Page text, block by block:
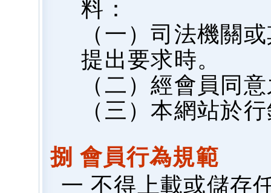
料：
（一）司法機關
提出要求時。
（二）經會員同
（三）本網站於
捌 會員行為規範
一 不得上載或儲存